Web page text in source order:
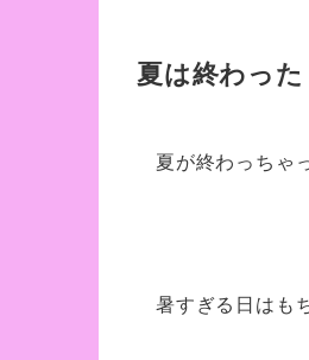
夏は終わっ
夏が終わっちゃ
暑すぎる日はも